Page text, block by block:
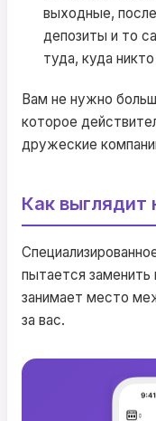
выходные,
депозиты и то
туда, куда
Вам не нужно
которое
дружеские
Как выглядит
пытается заменить
занимает место
за вас.